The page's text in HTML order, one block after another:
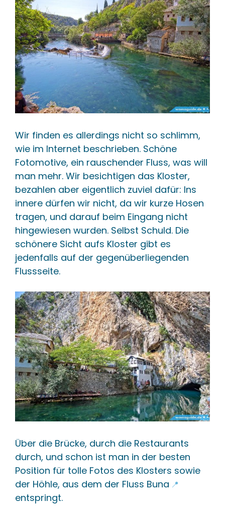
Wir finden es allerdings nicht so schlimm,
wie im Internet beschrieben. Schöne
Fotomotive, ein rauschender Fluss, was will
man mehr. Wir besichtigen das Kloster,
bezahlen aber eigentlich zuviel dafür: Ins
innere dürfen wir nicht, da wir kurze Hosen
tragen, und darauf beim Eingang nicht
hingewiesen wurden. Selbst Schuld. Die
schönere Sicht aufs Kloster gibt es
jedenfalls auf der gegenüberliegenden
Flussseite.
Über die Brücke, durch die Restaurants
durch, und schon ist man in der besten
Position für tolle Fotos des Klosters sowie
der Höhle, aus dem der Fluss Buna 📍
entspringt.